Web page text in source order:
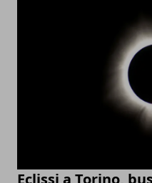
Eclissi a Torino,